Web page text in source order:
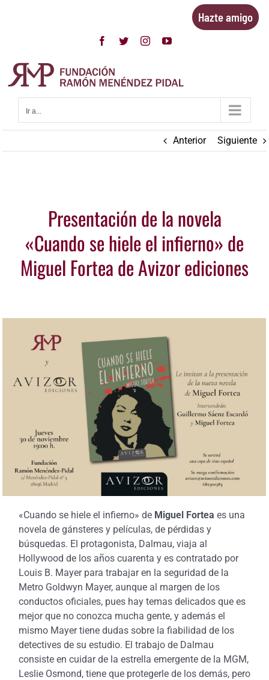
Hazte amigo
Facebook
TwitterInstagramYouTube
Ir a...
Anterior Siguiente
grande
Presentación de la novela
«Cuando se hiele el infierno» de
Miguel Fortea de Avizor ediciones
«Cuando se hiele el infierno» de Miguel Fortea es una
novela de gánsteres y películas, de pérdidas y
búsquedas. El protagonista, Dalmau, viaja al
Hollywood de los años cuarenta y es contratado por
Louis B. Mayer para trabajar en la seguridad de la
Metro Goldwyn Mayer, aunque al margen de los
conductos oficiales, pues hay temas delicados que es
mejor que no conozca mucha gente, y además el
mismo Mayer tiene dudas sobre la fiabilidad de los
detectives de su estudio. El trabajo de Dalmau
consiste en cuidar de la estrella emergente de la MGM,
Leslie Osmond, tiene que protegerle de los demás, pero